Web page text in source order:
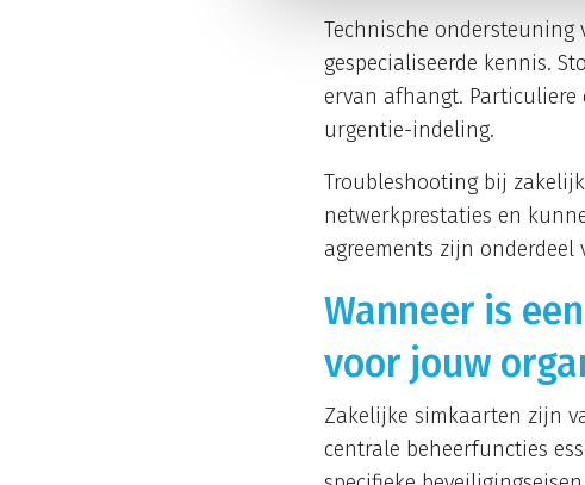
Technische
gespecialiseerde kennis.
ervan afhangt.
urgentie-indeling.
Troubleshooting bij
netwerkprestaties en
agreements zijn
Wanneer is
voor jouw
Zakelijke simkaarten zijn
centrale beheerfuncties